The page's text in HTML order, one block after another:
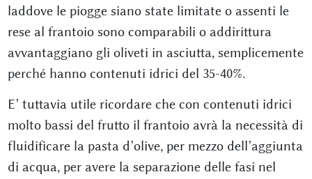
laddove le piogge siano state limitate o assenti le
rese al frantoio sono comparabili o addirittura
avvantaggiano gli oliveti in asciutta, semplicemente
perché hanno contenuti idrici del 35-40%.
E’ tuttavia utile ricordare che con contenuti idrici
molto bassi del frutto il frantoio avrà la necessità di
fluidificare la pasta d’olive, per mezzo dell’aggiunta
di acqua, per avere la separazione delle fasi nel